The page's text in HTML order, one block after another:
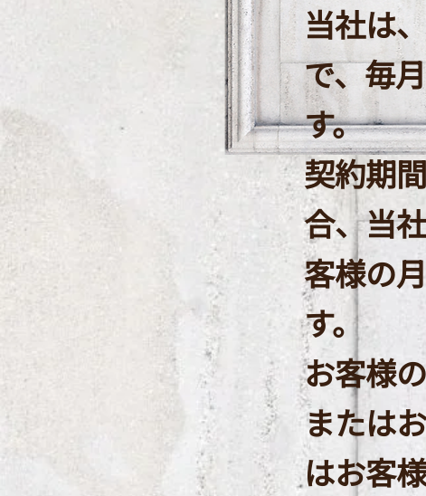
当社は
で、毎
す。
契約期
合、当
客様の
す。
お客様
または
はお客